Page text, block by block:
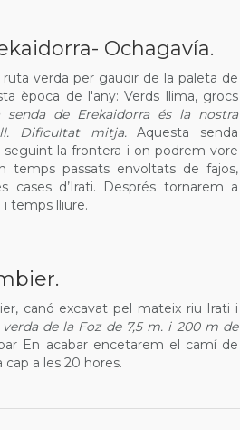
Ochagavía.
verda per gaudir de la paleta de
època de l'any: Verds llima, grocs
senda de Erekaidorra és la nostra
Dificultat mitja.Aquesta senda
la frontera i on podrem vore
temps passats envoltats de fajos,
d’Irati. Després tornarem a
temps lliure.
canó excavat pel mateix riu Irati i
de la Foz de 7,5 m. i 200 m de
En acabar encetarem el camí de
cap a les 20 hores.